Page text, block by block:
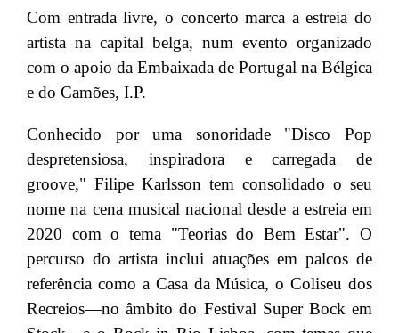
Com entrada livre, o concerto marca a estreia do
artista na capital belga, num evento organizado
com o apoio da Embaixada de Portugal na Bélgica
e do Camões, I.P.
Conhecido por uma sonoridade "Disco Pop
despretensiosa, inspiradora e carregada de
groove," Filipe Karlsson tem consolidado o seu
nome na cena musical nacional desde a estreia em
2020 com o tema "Teorias do Bem Estar". O
percurso do artista inclui atuações em palcos de
referência como a Casa da Música, o Coliseu dos
Recreios—no âmbito do Festival Super Bock em